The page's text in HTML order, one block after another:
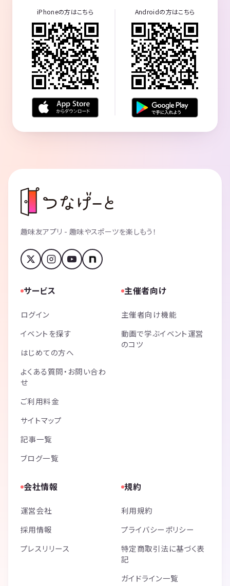
iPhoneの方はこちら Androidの方はこちら
趣味友アプリ - 趣味やスポーツを楽しもう！
サービス
ログイン
イベントを探す
はじめての方へ
よくある質問・お問い合わ
せ
ご利用料金
サイトマップ
記事一覧
ブログ一覧
主催者向け
主催者向け機能
動画で学ぶイベント運営
のコツ
会社情報
運営会社
採用情報
プレスリリース
規約
利用規約
プライバシーポリシー
特定商取引法に基づく表
記
ガイドライン一覧